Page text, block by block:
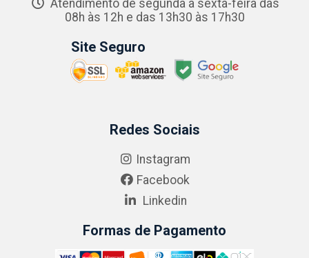
Atendimento de segunda a sexta-feira das
08h às 12h e das 13h30 às 17h30
Site Seguro
Redes Sociais
Instagram
Facebook
Linkedin
Formas de Pagamento